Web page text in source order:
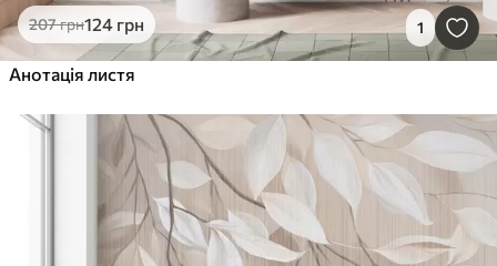
207грн124 грн 1
Анотація листя